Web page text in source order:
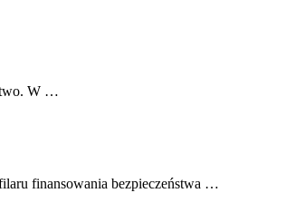
W …
finansowania bezpieczeństwa …